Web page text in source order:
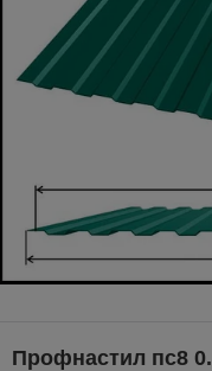
Профнастил пс8